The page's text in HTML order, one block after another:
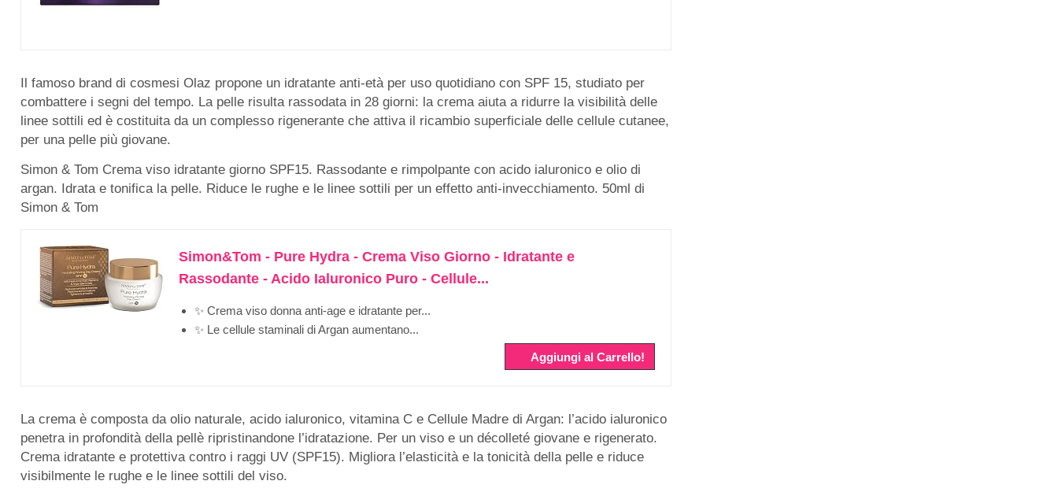
Il famoso brand di cosmesi Olaz propone un idratante anti-età per uso quotidiano con SPF 15, studiato per
combattere i segni del tempo. La pelle risulta rassodata in 28 giorni: la crema aiuta a ridurre la visibilità delle
linee sottili ed è costituita da un complesso rigenerante che attiva il ricambio superficiale delle cellule cutanee,
per una pelle più giovane.
Simon & Tom Crema viso idratante giorno SPF15. Rassodante e rimpolpante con acido ialuronico e olio di
argan. Idrata e tonifica la pelle. Riduce le rughe e le linee sottili per un effetto anti-invecchiamento. 50ml di
Simon & Tom
Simon&Tom - Pure Hydra - Crema Viso Giorno - Idratante e
Rassodante - Acido Ialuronico Puro - Cellule...
✨ Crema viso donna anti-age e idratante per...
✨ Le cellule staminali di Argan aumentano...
Aggiungi al Carrello!
La crema è composta da olio naturale, acido ialuronico, vitamina C e Cellule Madre di Argan: l’acido ialuronico
penetra in profondità della pellè ripristinandone l’idratazione. Per un viso e un décolleté giovane e rigenerato.
Crema idratante e protettiva contro i raggi UV (SPF15). Migliora l’elasticità e la tonicità della pelle e riduce
visibilmente le rughe e le linee sottili del viso.